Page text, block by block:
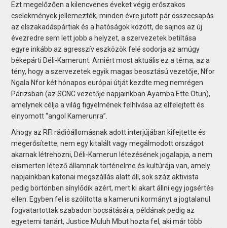
Ezt megelőzően a kilencvenes éveket végig erőszakos
cselekmények jellemezték, minden évre jutott pár összecsapás
az elszakadáspártiak és a hatóságok között, de sajnos az új
évezredre sem lett jobb a helyzet, a szervezetek betiltása
egyre inkább az agresszív eszközök felé sodorja az amúgy
békepárti Déli-Kamerunt. Amiért most aktuális ez a téma, az a
tény, hogy a szervezetek egyik magas beosztású vezetője, Nfor
Ngala Nfor két hónapos európai útját kezdte meg nemrégen
Párizsban (az SCNC vezetője napjainkban Ayamba Ette Otun),
amelynek célja a világ figyelmének felhívása az elfelejtett és
elnyomott “angol Kamerunra”.
Ahogy az RFI rádióállomásnak adott interjújában kifejtette és
megerősítette, nem egy kitalált vagy megálmodott országot
akarnak létrehozni, Déli-Kamerun létezésének jogalapja, a nem
elismerten létező államnak történelme és kultúrája van, amely
napjainkban katonai megszállás alatt áll, sok száz aktivista
pedig börtönben sínylődik azért, mert ki akart állni egy jogsértés
ellen. Egyben fel is szólította a kameruni kormányt a jogtalanul
fogvatartottak szabadon bocsátására, példának pedig az
egyetemi tanárt, Justice Muluh Mbut hozta fel, aki már több